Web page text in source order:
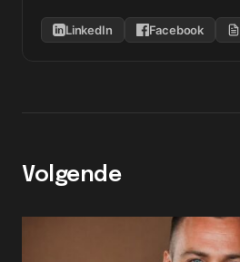
LinkedIn Facebook
Volgende